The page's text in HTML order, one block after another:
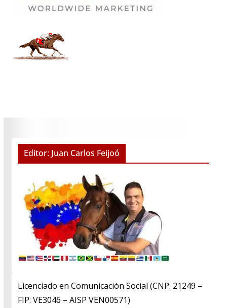
Editor: Juan Carlos Feijoó
Licenciado en Comunicación Social (CNP: 21249 –
FIP: VE3046 – AISP VEN00571)